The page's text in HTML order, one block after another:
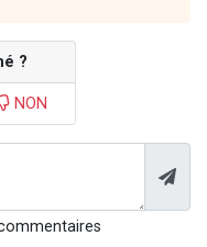
?
NON